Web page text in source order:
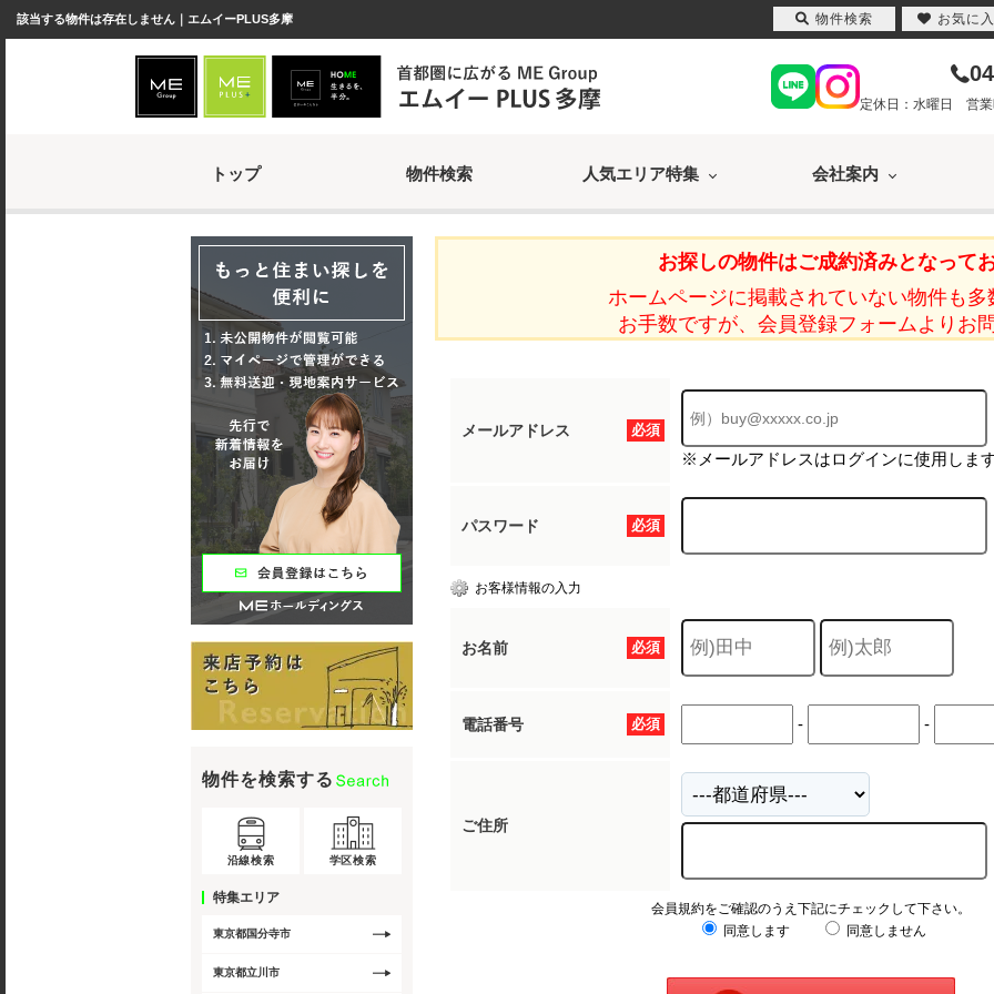
該当する物件は存在しません｜エムイーPLUS多摩
定休日：水曜日 営
トップ 物件検索 人気エリア特集 会社案内
お探しの物件はご成約済みとなってお
ホームページに掲載されていない物件も多
お手数ですが、会員登録フォームよりお
必須
メールアドレス
※メールアドレスはログインに使用します
必須
パスワード
お客様情報の入力
必須
お名前
必須
電話番号 - -
ご住所
会員規約をご確認のうえ下記にチェックして下さい。
同意します
同意しません
物件を検索する
沿線検索 学区検索
特集エリア
東京都国分寺市
東京都立川市
物件検索 お気に